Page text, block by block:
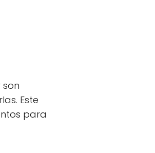
Este
para